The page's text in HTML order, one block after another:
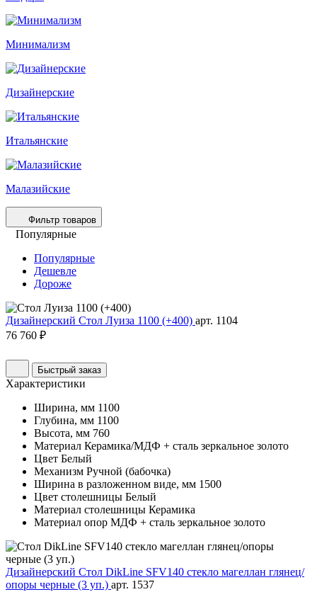
Минимализм
Дизайнерские
Итальянские
Малазийские
Фильтр товаров
Популярные
Популярные
Дешевле
Дороже
Дизайнерский Стол Луиза 1100 (+400) арт. 1104
76 760 ₽
Быстрый заказ
Характеристики
Ширина, мм 1100
Глубина, мм 1100
Высота, мм 760
Материал Керамика/МДФ + сталь зеркальное золото
Цвет Белый
Механизм Ручной (бабочка)
Ширина в разложенном виде, мм 1500
Цвет столешницы Белый
Материал столешницы Керамика
Материал опор МДФ + сталь зеркальное золото
Дизайнерский Стол DikLine SFV140 стекло магеллан глянец/
опоры черные (3 уп.) арт. 1537